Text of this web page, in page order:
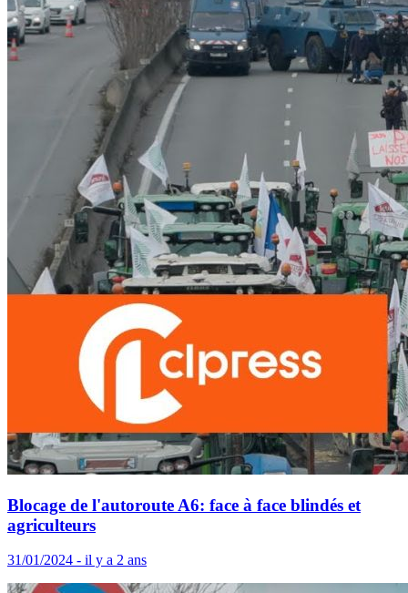
Blocage de l'autoroute A6: face à face blindés et
agriculteurs
31/01/2024 - il y a 2 ans